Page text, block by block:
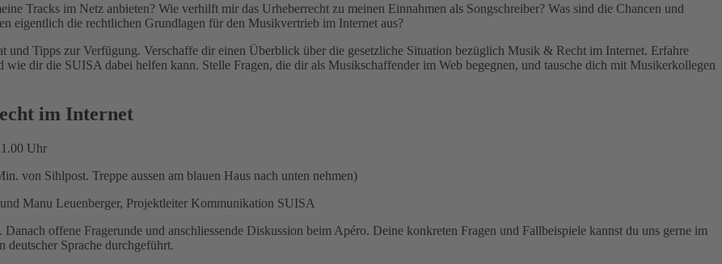
Tracks im Netz anbieten? Wie verhilft mir das Urheberrecht zu meinen Einnahmen als Songschreiber? Was sind die Chancen und
eigentlich die rechtlichen Grundlagen für den Musikvertrieb im Internet aus?
und Tipps zur Verfügung. Verschaffe dir einen Überblick über die gesetzliche Situation bezüglich Musik & Recht im Internet. Erfahre
dir die SUISA dabei helfen kann. Stelle Fragen, die dir als Musikschaffender im Web begegnen, und tausche dich mit Musikerkollegen
im Internet
Uhr
von Sihlpost. Treppe aussen am blauen Haus nach unten nehmen)
Manu Leuenberger, Projektleiter Kommunikation SUISA
offene Fragerunde und anschliessende Diskussion beim Apéro. Deine konkreten Fragen und Fallbeispiele kannst du uns gerne im
Sprache durchgeführt.